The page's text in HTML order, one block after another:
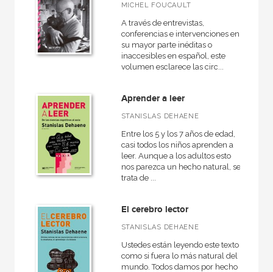
MICHEL FOUCAULT
A través de entrevistas,
conferencias e intervenciones en
su mayor parte inéditas o
inaccesibles en español, este
volumen esclarece las circ...
Aprender a leer
STANISLAS DEHAENE
Entre los 5 y los 7 años de edad,
casi todos los niños aprenden a
leer. Aunque a los adultos esto
nos parezca un hecho natural, se
trata de ...
El cerebro lector
STANISLAS DEHAENE
Ustedes están leyendo este texto
como si fuera lo más natural del
mundo. Todos damos por hecho